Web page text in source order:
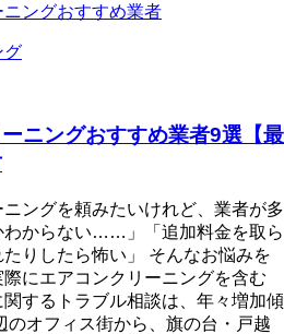
グ
ニングおすすめ業者9選【最
ニングを頼みたいけれど、業者が多
わからない……」「追加料金を取ら
りしたら怖い」 そんなお悩みを
にエアコンクリーニングを含む
関するトラブル相談は、年々増加傾
のオフィス街から、旗の台・戸越